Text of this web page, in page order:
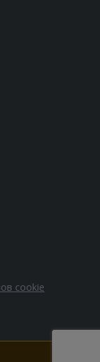
cookie